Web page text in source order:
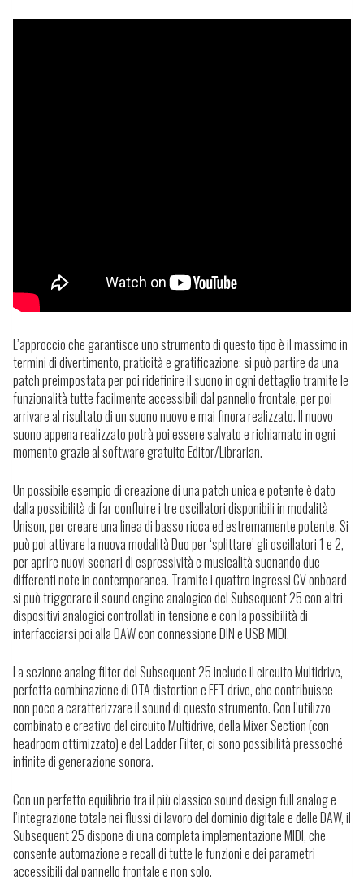
L’approccio che garantisce uno strumento di questo tipo è il massimo in
termini di divertimento, praticità e gratificazione: si può partire da una
patch preimpostata per poi ridefinire il suono in ogni dettaglio tramite le
funzionalità tutte facilmente accessibili dal pannello frontale, per poi
arrivare al risultato di un suono nuovo e mai finora realizzato. Il nuovo
suono appena realizzato potrà poi essere salvato e richiamato in ogni
momento grazie al software gratuito Editor/Librarian.
Un possibile esempio di creazione di una patch unica e potente è dato
dalla possibilità di far confluire i tre oscillatori disponibili in modalità
Unison, per creare una linea di basso ricca ed estremamente potente. Si
può poi attivare la nuova modalità Duo per ‘splittare’ gli oscillatori 1 e 2,
per aprire nuovi scenari di espressività e musicalità suonando due
differenti note in contemporanea. Tramite i quattro ingressi CV onboard
si può triggerare il sound engine analogico del Subsequent 25 con altri
dispositivi analogici controllati in tensione e con la possibilità di
interfacciarsi poi alla DAW con connessione DIN e USB MIDI.
La sezione analog filter del Subsequent 25 include il circuito Multidrive,
perfetta combinazione di OTA distortion e FET drive, che contribuisce
non poco a caratterizzare il sound di questo strumento. Con l’utilizzo
combinato e creativo del circuito Multidrive, della Mixer Section (con
headroom ottimizzato) e del Ladder Filter, ci sono possibilità pressoché
infinite di generazione sonora.
Con un perfetto equilibrio tra il più classico sound design full analog e
l’integrazione totale nei flussi di lavoro del dominio digitale e delle DAW, il
Subsequent 25 dispone di una completa implementazione MIDI, che
consente automazione e recall di tutte le funzioni e dei parametri
accessibili dal pannello frontale e non solo.